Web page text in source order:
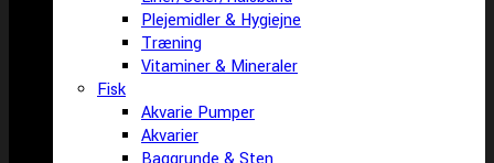
Plejemidler & Hygiejne
Træning
Vitaminer & Mineraler
Fisk
Akvarie Pumper
Akvarier